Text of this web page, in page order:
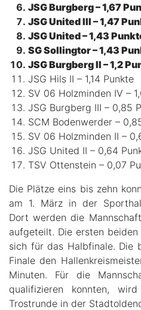
JSG Burgberg – 1,67
JSG United III – 1,47
JSG United – 1,43
SG Sollingtor – 1,43
JSG Burgberg II – 1,2
JSG Hils II – 1,14 Punkte
SV 06 Holzminden IV –
JSG Burgberg III – 0,85
SCM Bodenwerder –
SV 06 Holzminden II –
JSG United II – 0,64
TSV Ottenstein – 0,07
Die Plätze eins bis zehn
am 1. März in der
Dort werden die
aufgeteilt. Die ersten
sich für das Halbfinale. Die
Finale den
Minuten. Für die
qualifizieren konnten,
Trostrunde in der